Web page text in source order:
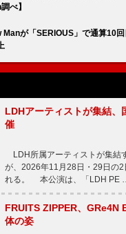
べ】
Manが「SERIOUS」で通算10
LDHアーティストが集結、
催
LDH所属アーティストが集結
が、2026年11月28日・29日の2
れる。 本公演は、「LDH PE
FRUITS ZIPPER、GRe4N
体の姿